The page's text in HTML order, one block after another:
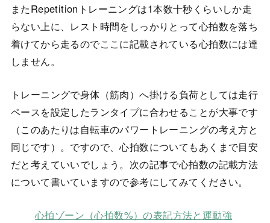
またRepetitionトレーニングは1本数十秒くらいしか走
らない上に、レスト時間をしっかりとって心拍数を落ち
着けてから走るのでここに記載されている心拍数には達
しません。
トレーニングで身体（筋肉）へ掛ける負荷としては走行
ペースを設定したランタイプに合わせることが大事です
（このあたりは自転車のパワートレーニングの考え方と
同じです）。ですので、心拍数についてもあくまで目安
だと考えていいでしょう。次の記事で心拍数の記載方法
について書いていますので参考にしてみてください。
心拍ゾーン（心拍数%）の表記方法と運動強